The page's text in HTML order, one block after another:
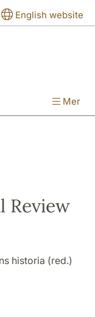
English website
Mer
Review
historia (red.)